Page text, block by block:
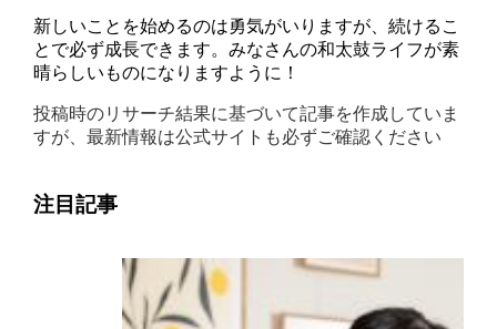
新しいことを始めるのは勇気がいりますが、続けるこ
とで必ず成長できます。みなさんの和太鼓ライフが素
晴らしいものになりますように！
投稿時のリサーチ結果に基づいて記事を作成していま
すが、最新情報は公式サイトも必ずご確認ください
注目記事